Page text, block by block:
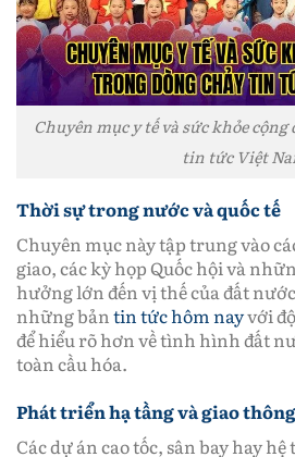
Chuyên mục y tế và sức khỏe
tin tức Việt
Thời sự trong nước và quốc tế
Chuyên mục này tập trung vào
giao, các kỳ họp Quốc hội và
hưởng lớn đến vị thế của đất
những bảntin tức hôm nayvới
để hiểu rõ hơn về tình hình đất
toàn cầu hóa.
Phát triển hạ tầng và giao
Các dự án cao tốc, sân bay hay